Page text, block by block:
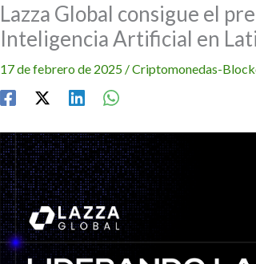
Lazza Global consigue el
Inteligencia Artificial en
17 de febrero de 2025 /Criptomonedas-